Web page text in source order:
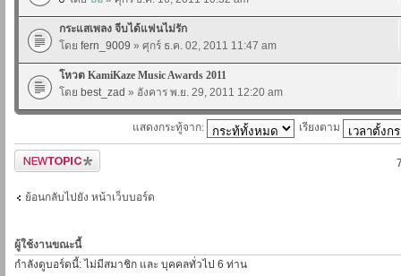
กระแสเพลง จีบได้แฟนไม่รัก
โดย fern_9009 » ศุกร์ ธ.ค. 02, 2011 11:47 am
โหวต KamiKaze Music Awards 2011
โดย best_zad » อังคาร พ.ย. 29, 2011 12:20 am
แสดงกระทู้จาก: เรียงตาม
ตั้งกระทู้ใหม่
ย้อนกลับไปยัง หน้าเว็บบอร์ด
ผู้ใช้งานขณะนี้
กำลังดูบอร์ดนี้: ไม่มีสมาชิก และ บุคคลทั่วไป 6 ท่าน